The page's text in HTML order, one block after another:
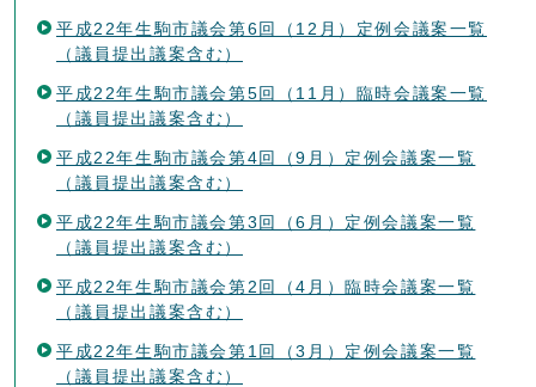
平成22年生駒市議会第6回（12月）定例会議案一覧
（議員提出議案含む）
平成22年生駒市議会第5回（11月）臨時会議案一覧
（議員提出議案含む）
平成22年生駒市議会第4回（9月）定例会議案一覧
（議員提出議案含む）
平成22年生駒市議会第3回（6月）定例会議案一覧
（議員提出議案含む）
平成22年生駒市議会第2回（4月）臨時会議案一覧
（議員提出議案含む）
平成22年生駒市議会第1回（3月）定例会議案一覧
（議員提出議案含む）